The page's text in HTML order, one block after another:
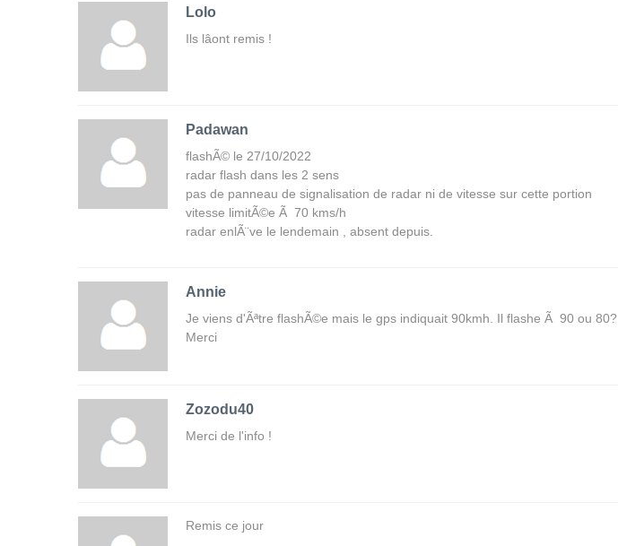
Lolo
Ils lâont remis !
Padawan
flashÃ© le 27/10/2022
radar flash dans les 2 sens
pas de panneau de signalisation de radar ni de vitesse sur cette portion
vitesse limitÃ©e Ã 70 kms/h
radar enlÃ¨ve le lendemain , absent depuis.
Annie
Je viens d'Ãªtre flashÃ©e mais le gps indiquait 90kmh. Il flashe Ã 90 ou 80?
Merci
Zozodu40
Merci de l'info !
Remis ce jour